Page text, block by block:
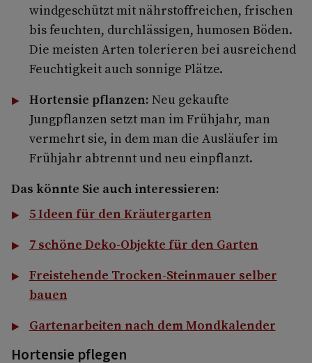
windgeschützt mit nährstoffreichen, frischen
bis feuchten, durchlässigen, humosen Böden.
Die meisten Arten tolerieren bei ausreichend
Feuchtigkeit auch sonnige Plätze.
Hortensie pflanzen: Neu gekaufte
Jungpflanzen setzt man im Frühjahr, man
vermehrt sie, in dem man die Ausläufer im
Frühjahr abtrennt und neu einpflanzt.
Das könnte Sie auch interessieren:
5 Ideen für den Kräutergarten
7 schöne Deko-Objekte für den Garten
Freistehende Trocken-Steinmauer selber
bauen
Gartenarbeiten nach dem Mondkalender
Hortensie pflegen